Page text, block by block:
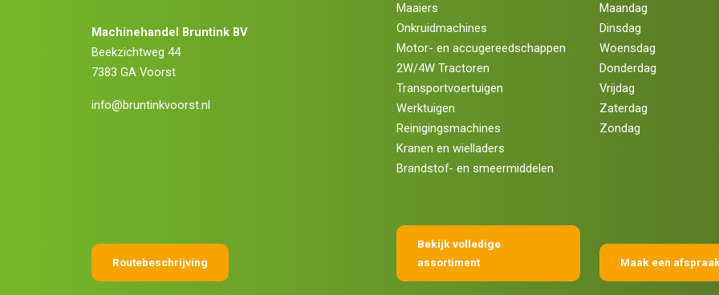
Machinehandel Bruntink BV
Beekzichtweg 44
7383 GA Voorst
info@bruntinkvoorst.nl
Routebeschrijving
Maaiers
Onkruidmachines
Motor- en accugereedschappen
2W/4W Tractoren
Transportvoertuigen
Werktuigen
Reinigingsmachines
Kranen en wielladers
Brandstof- en smeermiddelen
Bekijk volledige
assortiment
Maandag
Dinsdag
Woensdag
Donderdag
Vrijdag
Zaterdag
Zondag
Maak een